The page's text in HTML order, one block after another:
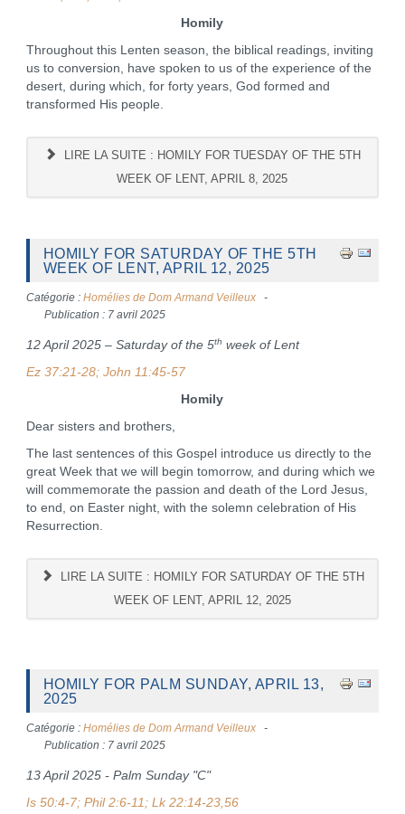
Homily
Throughout this Lenten season, the biblical readings, inviting
us to conversion, have spoken to us of the experience of the
desert, during which, for forty years, God formed and
transformed His people.
LIRE LA SUITE : HOMILY FOR TUESDAY OF THE 5TH
WEEK OF LENT, APRIL 8, 2025
HOMILY FOR SATURDAY OF THE 5TH
WEEK OF LENT, APRIL 12, 2025
Catégorie : Homélies de Dom Armand Veilleux
Publication : 7 avril 2025
12 April 2025 – Saturday of the 5th week of Lent
Ez 37:21-28; John 11:45-57
Homily
Dear sisters and brothers,
The last sentences of this Gospel introduce us directly to the
great Week that we will begin tomorrow, and during which we
will commemorate the passion and death of the Lord Jesus,
to end, on Easter night, with the solemn celebration of His
Resurrection.
LIRE LA SUITE : HOMILY FOR SATURDAY OF THE 5TH
WEEK OF LENT, APRIL 12, 2025
HOMILY FOR PALM SUNDAY, APRIL 13,
2025
Catégorie : Homélies de Dom Armand Veilleux
Publication : 7 avril 2025
13 April 2025 - Palm Sunday "C"
Is 50:4-7; Phil 2:6-11; Lk 22:14-23,56